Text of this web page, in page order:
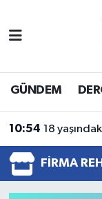
GÜNDEM
10:54 18 yaşındaki Merve'den 4
FIRMA
BİLİM
DERGİ
DÜNYA
EĞİTİM
Eyüpsultan
Süper Lig
Tüm
Son